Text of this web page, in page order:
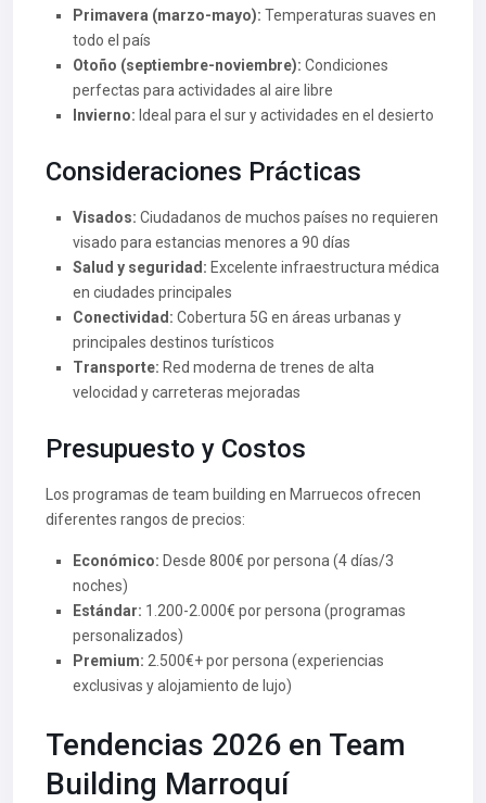
Primavera (marzo-mayo): Temperaturas suaves en
todo el país
Otoño (septiembre-noviembre): Condiciones
perfectas para actividades al aire libre
Invierno: Ideal para el sur y actividades en el desierto
Consideraciones Prácticas
Visados: Ciudadanos de muchos países no requieren
visado para estancias menores a 90 días
Salud y seguridad: Excelente infraestructura médica
en ciudades principales
Conectividad: Cobertura 5G en áreas urbanas y
principales destinos turísticos
Transporte: Red moderna de trenes de alta
velocidad y carreteras mejoradas
Presupuesto y Costos
Los programas de team building en Marruecos ofrecen
diferentes rangos de precios:
Económico: Desde 800€ por persona (4 días/3
noches)
Estándar: 1.200-2.000€ por persona (programas
personalizados)
Premium: 2.500€+ por persona (experiencias
exclusivas y alojamiento de lujo)
Tendencias 2026 en Team
Building Marroquí